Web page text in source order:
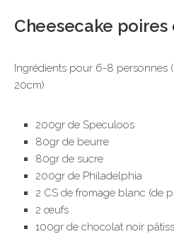
Cheesecake
Ingrédients pour 6-8 personnes
20cm)
200gr de Speculoos
80gr de beurre
80gr de sucre
200gr de Philadelphia
2 CS de fromage blanc (de
2 œufs
100gr de chocolat noir